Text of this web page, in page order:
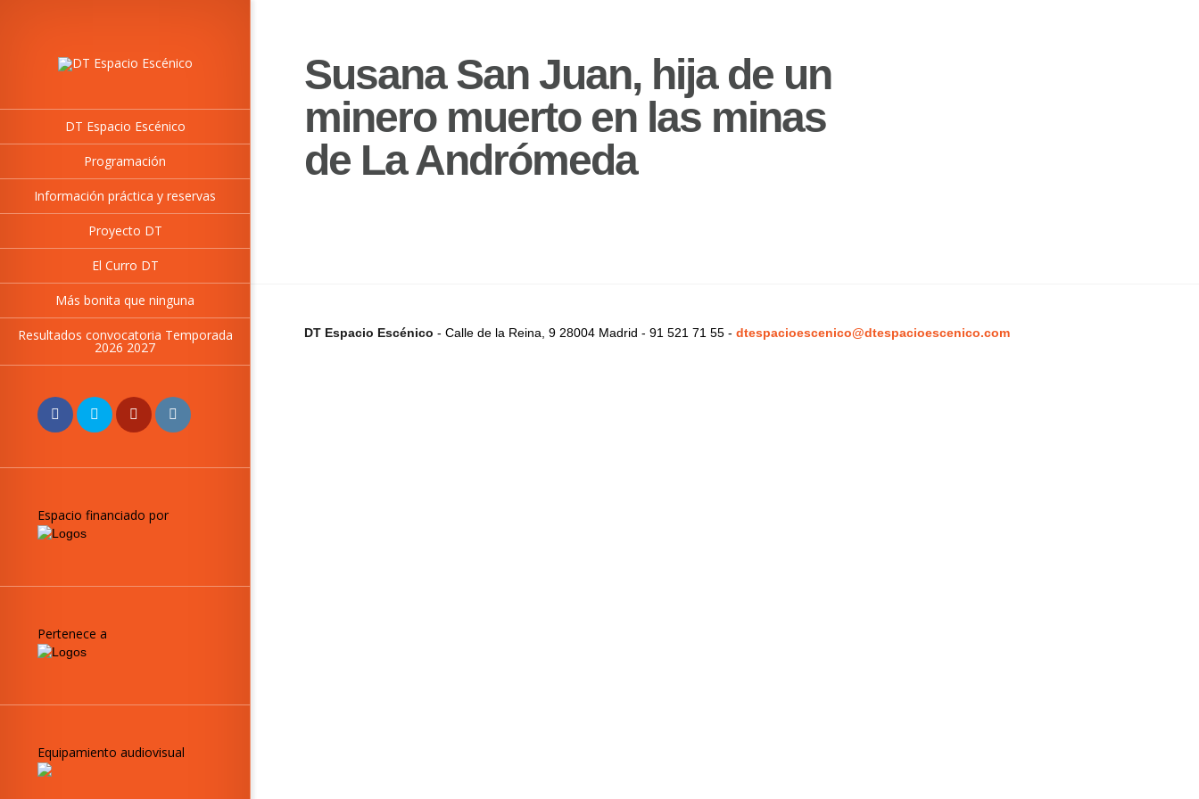
DT Espacio Escénico
Programación
Información práctica y reservas
Proyecto DT
El Curro DT
Más bonita que ninguna
Resultados convocatoria Temporada
2026 2027
Espacio financiado por
Pertenece a
Equipamiento audiovisual
Susana San Juan, hija de un
minero muerto en las minas
de La Andrómeda
DT Espacio Escénico - Calle de la Reina, 9 28004 Madrid - 91 521 71 55 - dtespacioescenico@dtespacioescenico.com